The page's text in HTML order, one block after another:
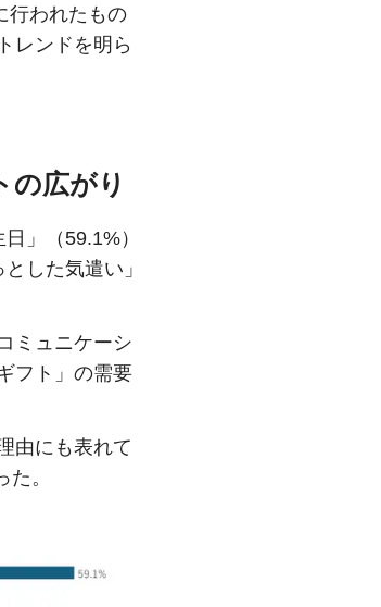
行われたもの
レンドを明ら
の広がり
」（59.1%）
した気遣い」
ミュニケーシ
フト」の需要
由にも表れて
。